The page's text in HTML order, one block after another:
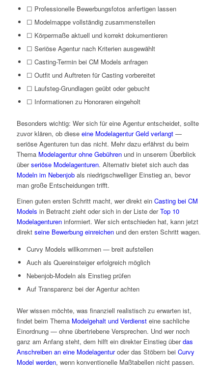
☐ Professionelle Bewerbungsfotos anfertigen lassen
☐ Modelmappe vollständig zusammenstellen
☐ Körpermaße aktuell und korrekt dokumentieren
☐ Seriöse Agentur nach Kriterien ausgewählt
☐ Casting-Termin bei CM Models anfragen
☐ Outfit und Auftreten für Casting vorbereitet
☐ Laufsteg-Grundlagen geübt oder gebucht
☐ Informationen zu Honoraren eingeholt
Besonders wichtig: Wer sich für eine Agentur entscheidet, sollte
zuvor klären, ob diese eine Modelagentur Geld verlangt—
seriöse Agenturen tun das nicht. Mehr dazu erfährst du beim
Thema Modelagentur ohne Gebührenund in unserem Überblick
überseriöse Modelagenturen. Alternativ bietet sich auch das
Modeln im Nebenjobals niedrigschwelliger Einstieg an, bevor
man große Entscheidungen trifft.
Einen guten ersten Schritt macht, wer direkt ein Casting bei CM
Models in Betracht zieht oder sich in der Liste derTop 10
Modelagentureninformiert. Wer sich entschieden hat, kann jetzt
direkt seine Bewerbung einreichenund den ersten Schritt wagen.
Curvy Models willkommen — breit aufstellen
Auch als Quereinsteiger erfolgreich möglich
Nebenjob-Modeln als Einstieg prüfen
Auf Transparenz bei der Agentur achten
Wer wissen möchte, was finanziell realistisch zu erwarten ist,
findet beim Thema Modelgehalt und Verdiensteine sachliche
Einordnung — ohne übertriebene Versprechen. Und wer noch
ganz am Anfang steht, dem hilft ein direkter Einstieg überdas
Anschreiben an eine Modelagenturoder das Stöbern bei Curvy
Model werden, wenn konventionelle Maßtabellen nicht passen.